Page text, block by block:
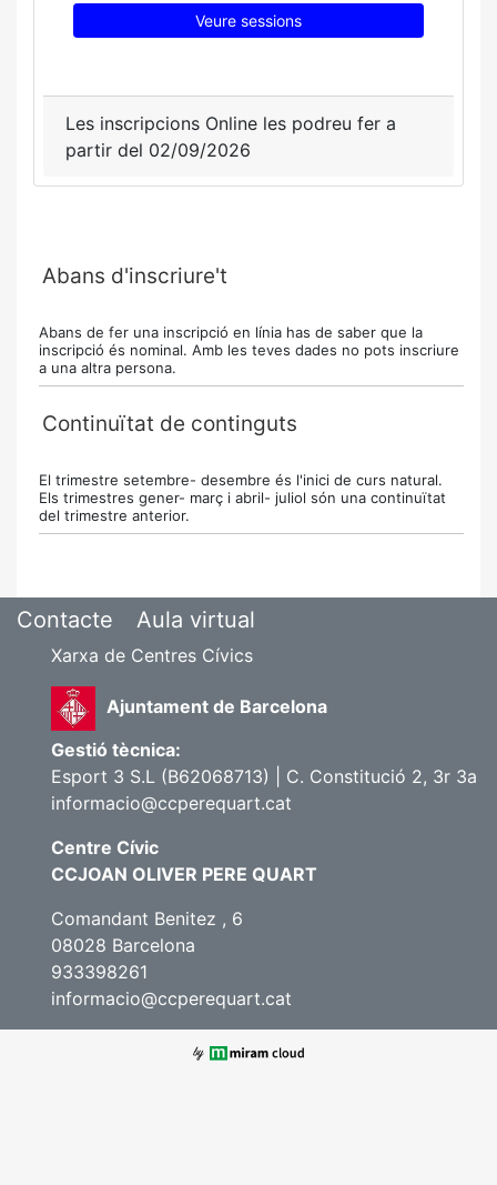
Veure sessions
Les inscripcions Online les podreu fer a
partir del 02/09/2026
Abans d'inscriure't
Abans de fer una inscripció en línia has de saber que la
inscripció és nominal. Amb les teves dades no pots inscriure
a una altra persona.
Continuïtat de continguts
El trimestre setembre- desembre és l'inici de curs natural.
Els trimestres gener- març i abril- juliol són una continuïtat
del trimestre anterior.
Contacte Aula virtual
Xarxa de Centres Cívics
Ajuntament de Barcelona
Gestió tècnica:
Esport 3 S.L (B62068713) | C. Constitució 2, 3r 3a
informacio@ccperequart.cat
Centre Cívic
CCJOAN OLIVER PERE QUART
Comandant Benitez , 6
08028 Barcelona
933398261
informacio@ccperequart.cat